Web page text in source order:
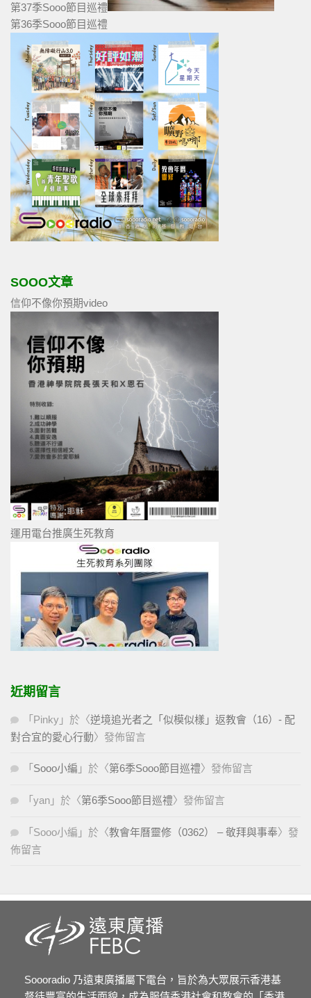
第37季Sooo節目巡禮
第36季Sooo節目巡禮
SOOO文章
信仰不像你預期video
運用電台推廣生死教育
近期留言
「 Pinky 」於〈逆境追光者之「似模似樣」返教會（16）- 配
對合宜的愛心行動〉發佈留言
「 Sooo小編 」於〈第6季Sooo節目巡禮〉發佈留言
「 yan 」於〈第6季Sooo節目巡禮〉發佈留言
「 Sooo小編 」於〈教會年曆靈修（0362） – 敬拜與事奉〉發
佈留言
Soooradio 乃遠東廣播屬下電台，旨於為大眾展示香港基